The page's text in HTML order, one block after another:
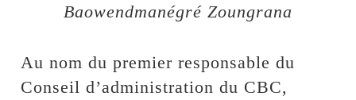
Baowendmanégré Zoungrana
Au nom du premier responsable du
Conseil d’administration du CBC,